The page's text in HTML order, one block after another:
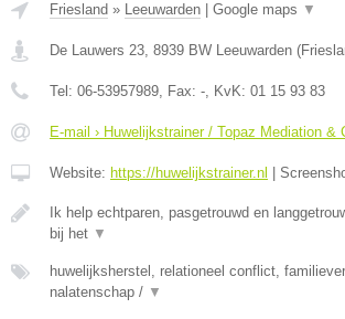
Friesland » Leeuwarden Google maps ▼
De Lauwers 23, 8939 BW Leeuwarden (
Tel: 06-53957989, Fax: -, KvK: 01 15 93 83
E-mail › Huwelijkstrainer / Topaz Mediation &
Website: https://huwelijkstrainer.nl
Ik help echtparen, pasgetrouwd en
bij het ▼
huwelijksherstel, relationeel conflict,
nalatenschap / ▼